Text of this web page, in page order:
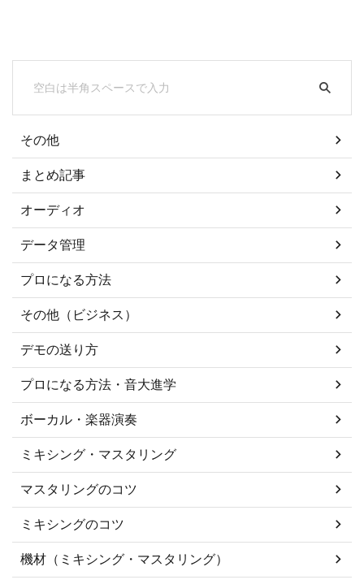
その他
まとめ記事
オーディオ
データ管理
プロになる方法
その他（ビジネス）
デモの送り方
プロになる方法・音大進学
ボーカル・楽器演奏
ミキシング・マスタリング
マスタリングのコツ
ミキシングのコツ
機材（ミキシング・マスタリング）